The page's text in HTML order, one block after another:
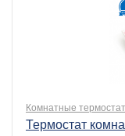
Комнатные
Термостат